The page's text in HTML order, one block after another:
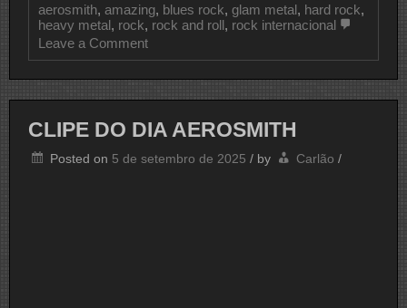
aerosmith, amazing, blues rock, glam metal, hard rock,
heavy metal, rock, rock and roll, rock internacional
Leave a Commenton
CLIPE
AEROSMITH
CLIPE DO DIA AEROSMITH
Posted on 5 de setembro de 2025 / by Carlão /